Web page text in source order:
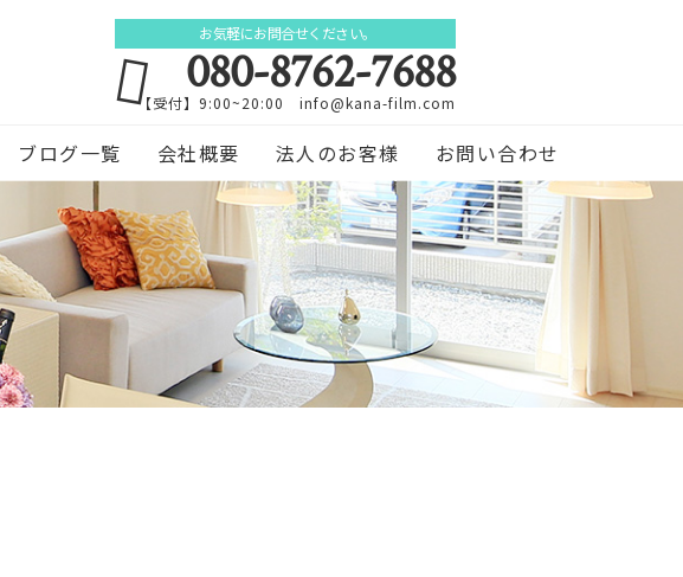
お気軽にお問合せください。
080-8762-7688
【受付】9:00~20:00 info@kana-film.com
ブログ一覧 会社概要 法人のお客様
お問い合わせ